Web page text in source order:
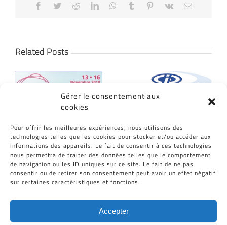
Gérer le consentement aux
cookies
Pour offrir les meilleures expériences, nous utilisons des
technologies telles que les cookies pour stocker et/ou accéder aux
informations des appareils. Le fait de consentir à ces technologies
nous permettra de traiter des données telles que le comportement
de navigation ou les ID uniques sur ce site. Le fait de ne pas
consentir ou de retirer son consentement peut avoir un effet négatif
sur certaines caractéristiques et fonctions.
Accepter
Facebook
TwitterReddit LinkedInWhatsApp
TumblrPinterest
Vk
Related Posts
We will be at the
swimming pool event in
Lyon, France
27/09/2018 | 0
New innovative
machines
27/09/2018 | 0
Comments